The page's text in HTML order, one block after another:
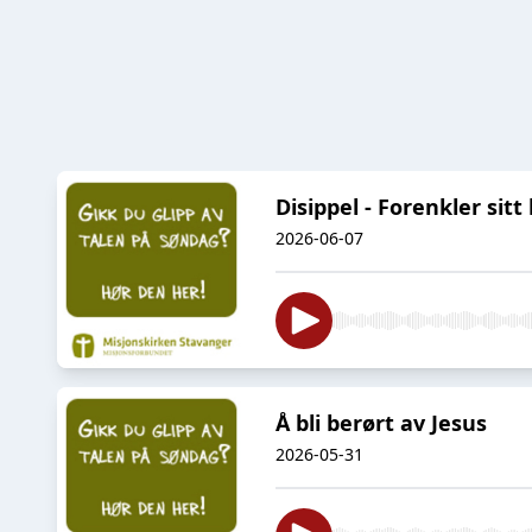
Disippel - Forenkler sitt
2026-06-07
Å bli berørt av Jesus
2026-05-31